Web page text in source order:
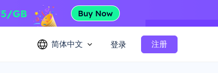
简体中文 登录 注册